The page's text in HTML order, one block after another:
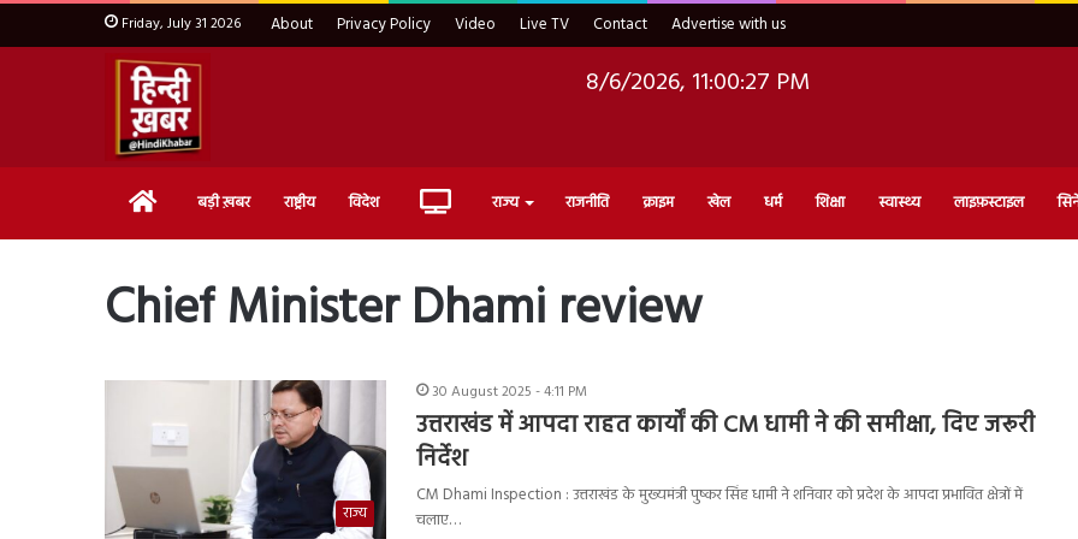
Friday, July 31 2026 About Privacy Policy Video Live TV Contact Advertise with us
8/6/2026, 11:00:28 PM
Home बड़ी ख़बर राष्ट्रीय विदेश Live राज्य राजनीति क्राइम खेल धर्म शिक्षा स्वास्थ्य लाइफ़स्टाइल
Chief Minister Dhami review
राज्य
30 August 2025 - 4:11 PM
उत्तराखंड में आपदा राहत कार्यों की CM धामी ने की समीक्षा, दिए जरूरी
निर्देश
CM Dhami Inspection : उत्तराखंड के मुख्यमंत्री पुष्कर सिंह धामी ने शनिवार को प्रदेश के आपदा प्रभावित क्षेत्रों में
चलाए…